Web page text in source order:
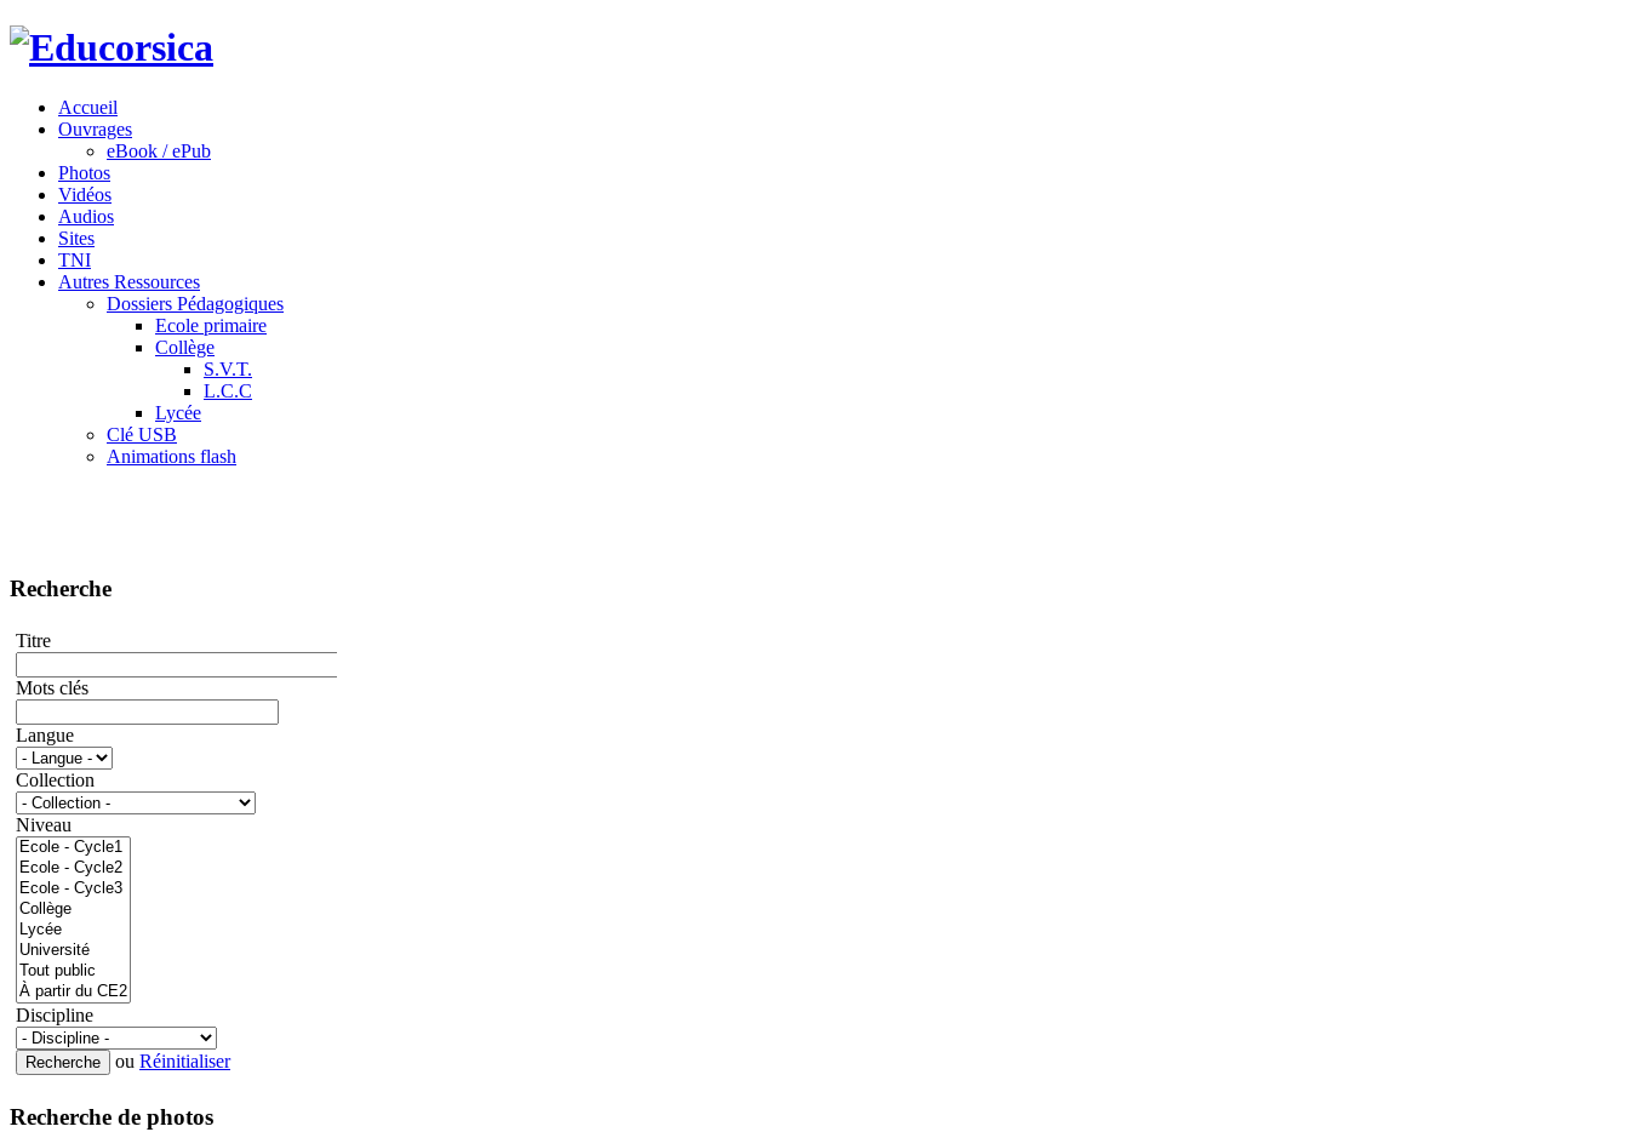
Accueil
Ouvrages
eBook / ePub
Photos
Vidéos
Audios
Sites
TNI
Autres Ressources
Dossiers Pédagogiques
Ecole primaire
Collège
S.V.T.
L.C.C
Lycée
Clé USB
Animations flash
Recherche
Titre
Mots clés
Langue
Collection
Niveau
Discipline
ou Réinitialiser
Recherche de photos